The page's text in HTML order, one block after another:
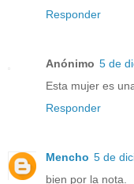
Responder
Anónimo 5 de
Esta mujer es
Responder
Mencho 5 de
bien por la nota.